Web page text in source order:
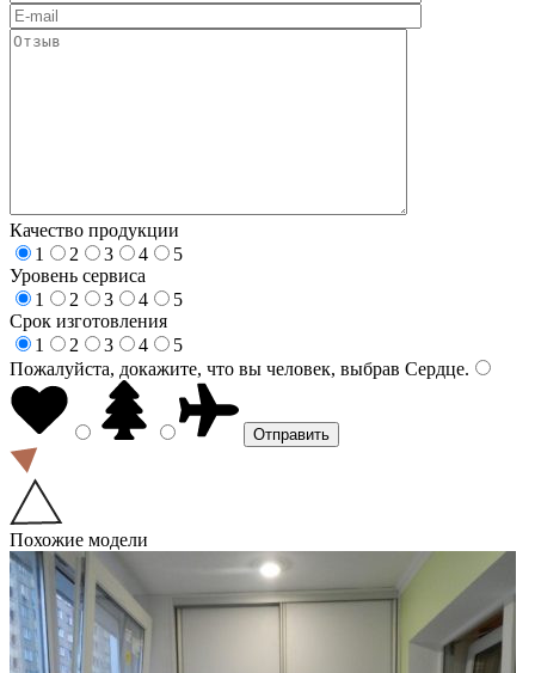
Качество продукции
1
2 3 4
5
Уровень сервиса
1
2 3 4
5
Срок изготовления
1
2 3 4
5
Пожалуйста, докажите, что вы человек, выбрав Сердце.
Похожие модели